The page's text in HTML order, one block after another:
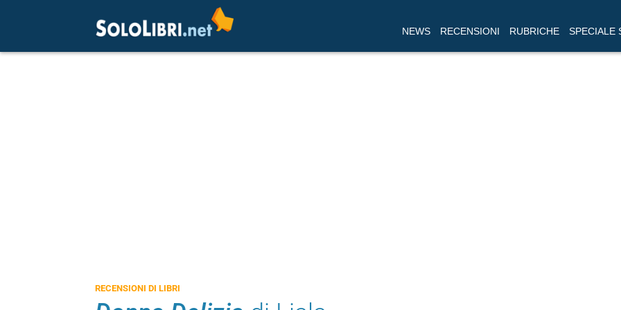
NEWS RECENSIONI RUBRICHE SPECIALE
RECENSIONI DI LIBRI